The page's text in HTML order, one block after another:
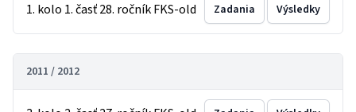
1. kolo 1. časť 28. ročník FKS-old Zadania Výsledky
2011 / 2012